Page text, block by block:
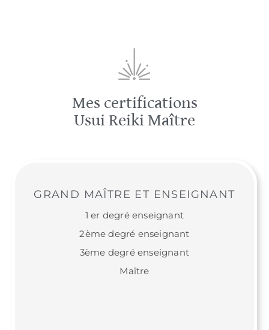
Mes certifications
Usui Reiki Maître
GRAND MAÎTRE ET ENSEIGNANT
1 er degré enseignant
2ème degré enseignant
3ème degré enseignant
Maître